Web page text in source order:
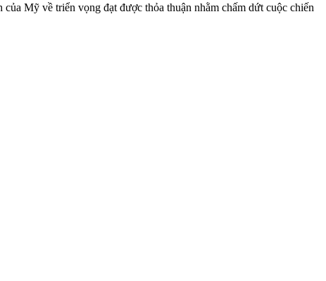
Mỹ về triển vọng đạt được thỏa thuận nhằm chấm dứt cuộc chiến